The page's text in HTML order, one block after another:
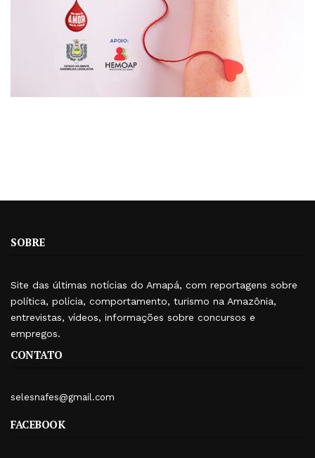
SOBRE
Site das últimas notícias do Amapá, com reportagens sobre
política, polícia, comportamento, turismo na Amazônia,
entrevistas, vídeos, informações sobre concursos e
empregos.
CONTATO
selesnafes@gmail.com
FACEBOOK